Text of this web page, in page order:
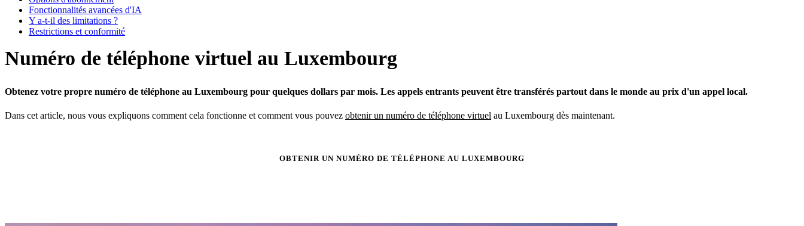
Fonctionnalités avancées d'IA
Y a-t-il des limitations ?
Restrictions et conformité
Numéro de téléphone virtuel au Luxembourg
Obtenez votre propre numéro de téléphone au Luxembourg pour quelques dollars par mois. Les appels entrants peuvent être transférés partout dans le monde au prix d'un appel local.
Dans cet article, nous vous expliquons comment cela fonctionne et comment vous pouvez obtenir un numéro de téléphone virtuel au Luxembourg dès maintenant.
OBTENIR UN NUMÉRO DE TÉLÉPHONE AU LUXEMBOURG